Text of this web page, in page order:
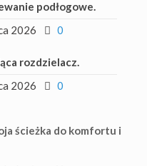
podłogowe.
2026
0
rozdzielacz.
2026
0
ścieżka do komfortu i